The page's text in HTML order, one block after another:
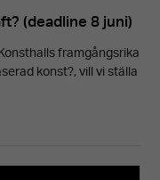
(deadline 8 juni)
framgångsrika
konst?, vill vi ställa